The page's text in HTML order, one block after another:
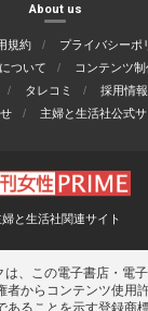
About us
規約
プライバシーポ
ついて
コンテンツ
タレコミ 採用情報
主婦と生活社公式サ
婦と生活社関連サイト
は、この電子書店・電
者からコンテンツ使用
あることを示す登録商